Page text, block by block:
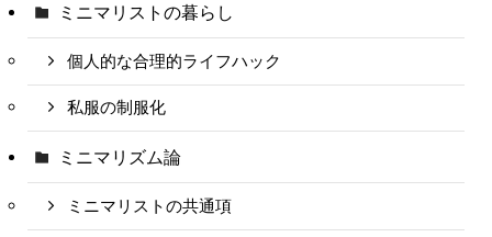
ミニマリストの暮らし
個人的な合理的ライフハック
私服の制服化
ミニマリズム論
ミニマリストの共通項